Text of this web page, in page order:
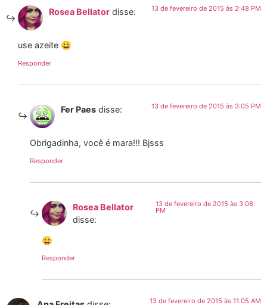
Rosea Bellator disse: 13 de fevereiro de 2015 às 2:48 PM
use azeite 😀
Responder
Fer Paes disse: 13 de fevereiro de 2015 às 3:05 PM
Obrigadinha, você é mara!!! Bjsss
Responder
Rosea Bellator
disse:
13 de fevereiro de 2015 às 3:08
PM
😀
Responder
13 de fevereiro de 2015 às 11:05 AM